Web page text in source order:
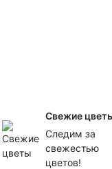
Свежие
Следим за
свежестью
цветов!